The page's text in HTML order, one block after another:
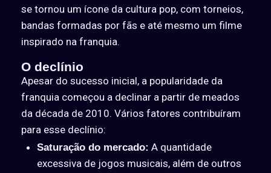
se tornou um ícone da cultura pop, com torneios,
bandas formadas por fãs e até mesmo um filme
inspirado na franquia.
O declínio
Apesar do sucesso inicial, a popularidade da
franquia começou a declinar a partir de meados
da década de 2010. Vários fatores contribuíram
para esse declínio:
Saturação do mercado: A quantidade
excessiva de jogos musicais, além de outros